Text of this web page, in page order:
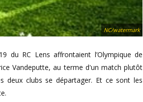
NC/watermark
du RC Lens affrontaient l’Olympique de
Vandeputte, au terme d'un match plutôt
clubs se départager. Et ce sont les